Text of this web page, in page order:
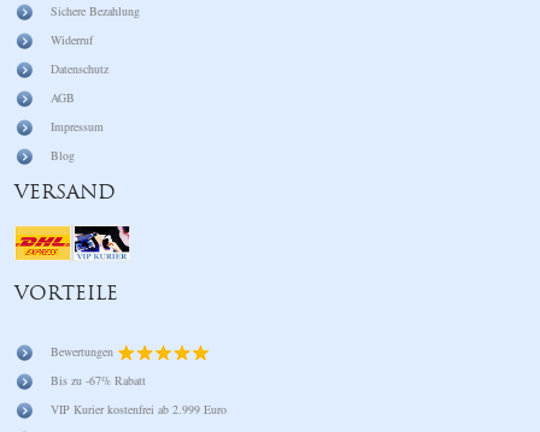
Sichere Bezahlung
Widerruf
Datenschutz
AGB
Impressum
Blog
VERSAND
VORTEILE
Bewertungen
Bis zu -67% Rabatt
VIP Kurier kostenfrei ab 2.999 Euro